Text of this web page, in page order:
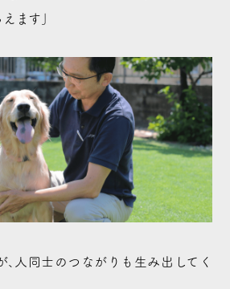
ます」
、人同士のつながりも生み出してく